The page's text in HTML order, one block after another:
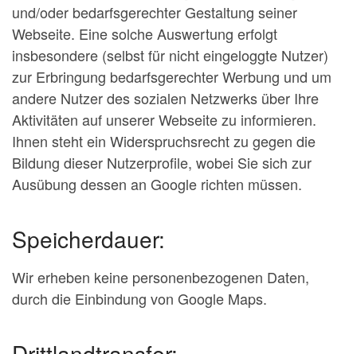
und/oder bedarfsgerechter Gestaltung seiner
Webseite. Eine solche Auswertung erfolgt
insbesondere (selbst für nicht eingeloggte Nutzer)
zur Erbringung bedarfsgerechter Werbung und um
andere Nutzer des sozialen Netzwerks über Ihre
Aktivitäten auf unserer Webseite zu informieren.
Ihnen steht ein Widerspruchsrecht zu gegen die
Bildung dieser Nutzerprofile, wobei Sie sich zur
Ausübung dessen an Google richten müssen.
Speicherdauer:
Wir erheben keine personenbezogenen Daten,
durch die Einbindung von Google Maps.